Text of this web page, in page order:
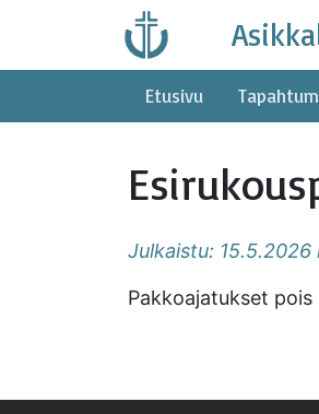
content
Etusivu
Julkaistu:
Pakkoajatukset pois